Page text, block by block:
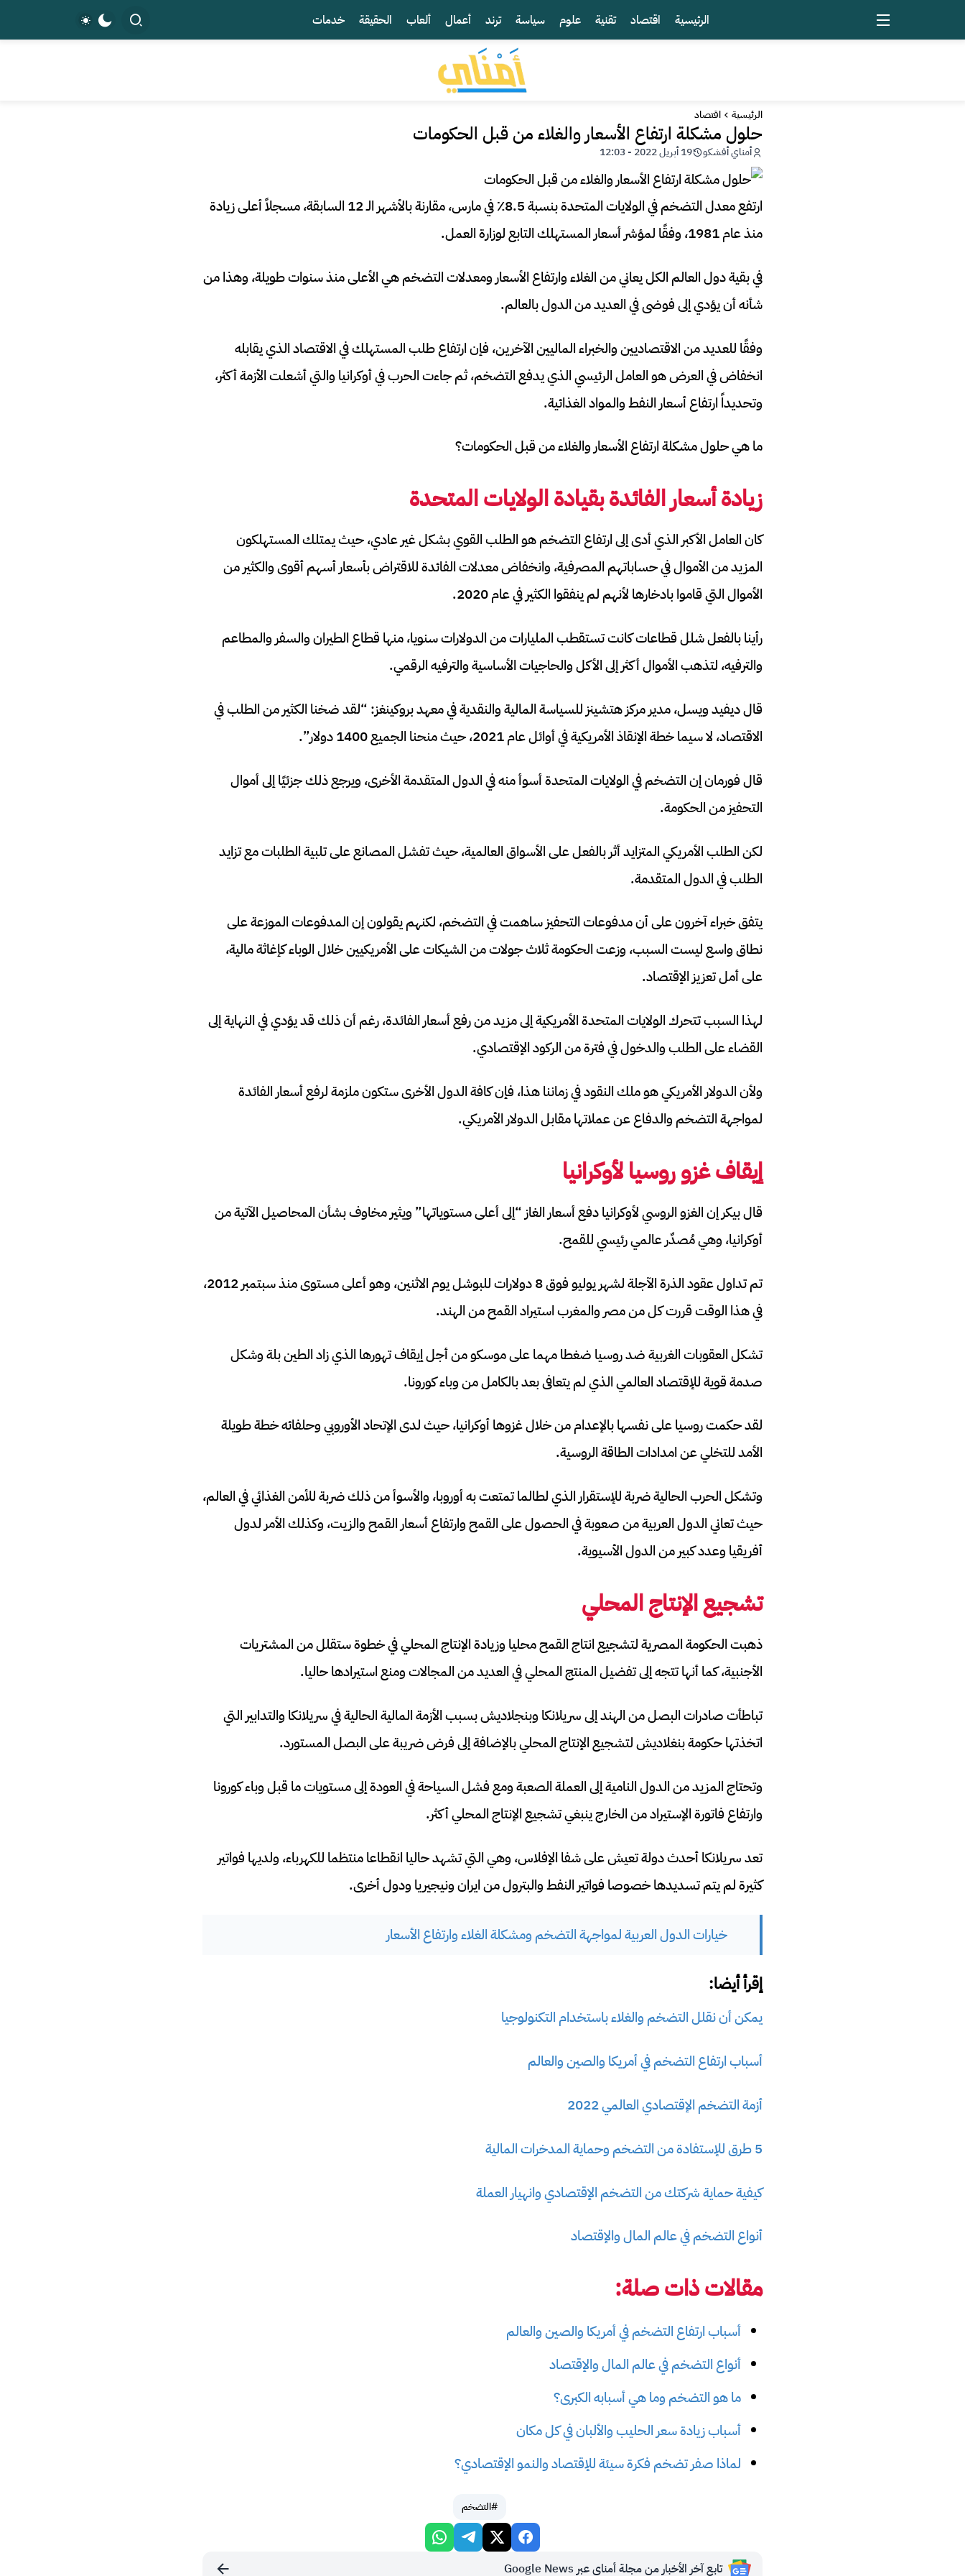
الرئيسية اقتصاد تقنية علوم سياسة ترند أعمال ألعاب الحقيقة خدمات
الرئيسية اقتصاد
حلول مشكلة ارتفاع الأسعار والغلاء من قبل الحكومات
أمناي أفشكو 19 أبريل 2022 - 12:03
ارتفع معدل التضخم في الولايات المتحدة بنسبة 8.5٪ في مارس، مقارنة بالأشهر الـ 12 السابقة، مسجلاً أعلى زيادة
منذ عام 1981، وفقًا لمؤشر أسعار المستهلك التابع لوزارة العمل.
في بقية دول العالم الكل يعاني من الغلاء وارتفاع الأسعار ومعدلات التضخم هي الأعلى منذ سنوات طويلة، وهذا من
شأنه أن يؤدي إلى فوضى في العديد من الدول بالعالم.
وفقًا للعديد من الاقتصاديين والخبراء الماليين الآخرين، فإن ارتفاع طلب المستهلك في الاقتصاد الذي يقابله
انخفاض في العرض هو العامل الرئيسي الذي يدفع التضخم، ثم جاءت الحرب في أوكرانيا والتي أشعلت الأزمة أكثر،
وتحديداً ارتفاع أسعار النفط والمواد الغذائية.
ما هي حلول مشكلة ارتفاع الأسعار والغلاء من قبل الحكومات؟
زيادة أسعار الفائدة بقيادة الولايات المتحدة
كان العامل الأكبر الذي أدى إلى ارتفاع التضخم هو الطلب القوي بشكل غير عادي، حيث يمتلك المستهلكون
المزيد من الأموال في حساباتهم المصرفية، وانخفاض معدلات الفائدة للاقتراض بأسعار أسهم أقوى والكثير من
الأموال التي قاموا بادخارها لأنهم لم ينفقوا الكثير في عام 2020.
رأينا بالفعل شلل قطاعات كانت تستقطب المليارات من الدولارات سنويا، منها قطاع الطيران والسفر والمطاعم
والترفيه، لتذهب الأموال أكثر إلى الأكل والحاجيات الأساسية والترفيه الرقمي.
قال ديفيد ويسل، مدير مركز هتشينز للسياسة المالية والنقدية في معهد بروكينغز: “لقد ضخنا الكثير من الطلب في
الاقتصاد، لا سيما خطة الإنقاذ الأمريكية في أوائل عام 2021، حيث منحنا الجميع 1400 دولار”.
قال فورمان إن التضخم في الولايات المتحدة أسوأ منه في الدول المتقدمة الأخرى، ويرجع ذلك جزئيًا إلى أموال
التحفيز من الحكومة.
لكن الطلب الأمريكي المتزايد أثر بالفعل على الأسواق العالمية، حيث تفشل المصانع على تلبية الطلبات مع تزايد
الطلب في الدول المتقدمة.
يتفق خبراء آخرون على أن مدفوعات التحفيز ساهمت في التضخم، لكنهم يقولون إن المدفوعات الموزعة على
نطاق واسع ليست السبب، وزعت الحكومة ثلاث جولات من الشيكات على الأمريكيين خلال الوباء كإغاثة مالية،
على أمل تعزيز الإقتصاد.
لهذا السبب تتحرك الولايات المتحدة الأمريكية إلى مزيد من رفع أسعار الفائدة، رغم أن ذلك قد يؤدي في النهاية إلى
القضاء على الطلب والدخول في فترة من الركود الإقتصادي.
ولأن الدولار الأمريكي هو ملك النقود في زماننا هذا، فإن كافة الدول الأخرى ستكون ملزمة لرفع أسعار الفائدة
لمواجهة التضخم والدفاع عن عملاتها مقابل الدولار الأمريكي.
إيقاف غزو روسيا لأوكرانيا
قال بيكر إن الغزو الروسي لأوكرانيا دفع أسعار الغاز “إلى أعلى مستوياتها” ويثير مخاوف بشأن المحاصيل الآتية من
أوكرانيا، وهي مُصدِّر عالمي رئيسي للقمح.
تم تداول عقود الذرة الآجلة لشهر يوليو فوق 8 دولارات للبوشل يوم الاثنين، وهو أعلى مستوى منذ سبتمبر 2012،
في هذا الوقت قررت كل من مصر والمغرب استيراد القمح من الهند.
تشكل العقوبات الغربية ضد روسيا ضغطا مهما على موسكو من أجل إيقاف تهورها الذي زاد الطين بلة وشكل
صدمة قوية للإقتصاد العالمي الذي لم يتعافى بعد بالكامل من وباء كورونا.
لقد حكمت روسيا على نفسها بالإعدام من خلال غزوها أوكرانيا، حيث لدى الإتحاد الأوروبي وحلفائه خطة طويلة
الأمد للتخلي عن امدادات الطاقة الروسية.
وتشكل الحرب الحالية ضربة للإستقرار الذي لطالما تمتعت به أوروبا، والأسوأ من ذلك ضربة للأمن الغذائي في العالم،
حيث تعاني الدول العربية من صعوبة في الحصول على القمح وارتفاع أسعار القمح والزيت، وكذلك الأمر لدول
أفريقيا وعدد كبير من الدول الأسيوية.
تشجيع الإنتاج المحلي
ذهبت الحكومة المصرية لتشجيع انتاج القمح محليا وزيادة الإنتاج المحلي في خطوة ستقلل من المشتريات
الأجنبية، كما أنها تتجه إلى تفضيل المنتج المحلي في العديد من المجالات ومنع استيرادها حاليا.
تباطأت صادرات البصل من الهند إلى سريلانكا وبنجلاديش بسبب الأزمة المالية الحالية في سريلانكا والتدابير التي
اتخذتها حكومة بنغلاديش لتشجيع الإنتاج المحلي بالإضافة إلى فرض ضريبة على البصل المستورد.
وتحتاج المزيد من الدول النامية إلى العملة الصعبة ومع فشل السياحة في العودة إلى مستويات ما قبل وباء كورونا
وارتفاع فاتورة الإستيراد من الخارج ينبغي تشجيع الإنتاج المحلي أكثر.
تعد سريلانكا أحدث دولة تعيش على شفا الإفلاس، وهي التي تشهد حاليا انقطاعا منتظما للكهرباء، ولديها فواتير
كثيرة لم يتم تسديدها خصوصا فواتير النفط والبترول من ايران ونيجيريا ودول أخرى.
خيارات الدول العربية لمواجهة التضخم ومشكلة الغلاء وارتفاع الأسعار
إقرأ أيضا:
يمكن أن نقلل التضخم والغلاء باستخدام التكنولوجيا
أسباب ارتفاع التضخم في أمريكا والصين والعالم
أزمة التضخم الإقتصادي العالمي 2022
5 طرق للإستفادة من التضخم وحماية المدخرات المالية
كيفية حماية شركتك من التضخم الإقتصادي وانهيار العملة
أنواع التضخم في عالم المال والإقتصاد
مقالات ذات صلة:
أسباب ارتفاع التضخم في أمريكا والصين والعالم
أنواع التضخم في عالم المال والإقتصاد
ما هو التضخم وما هي أسبابه الكبرى؟
أسباب زيادة سعر الحليب والألبان في كل مكان
لماذا صفر تضخم فكرة سيئة للإقتصاد والنمو الإقتصادي؟
#التضخم
تابع آخر الأخبار من مجلة أمناي عبر Google News